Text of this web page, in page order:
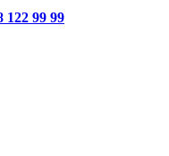
122 99 99